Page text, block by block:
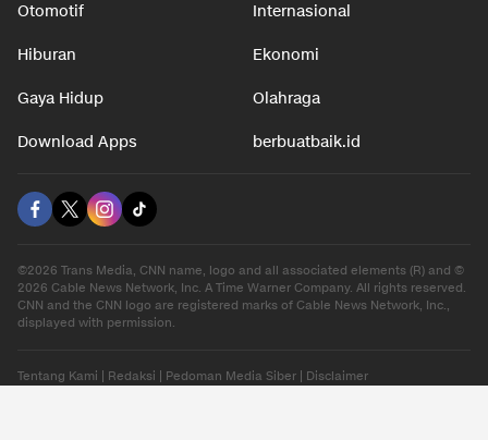
Otomotif Internasional
Hiburan Ekonomi
Gaya Hidup Olahraga
Download Apps berbuatbaik.id
©2026 Trans Media, CNN name, logo and all associated elements (R) and ©
2026 Cable News Network, Inc. A Time Warner Company. All rights reserved.
CNN and the CNN logo are registered marks of Cable News Network, Inc.,
displayed with permission.
Tentang Kami Redaksi Pedoman Media Siber Disclaimer